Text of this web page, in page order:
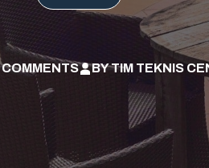
COMMENTS BYTIM TEKNIS